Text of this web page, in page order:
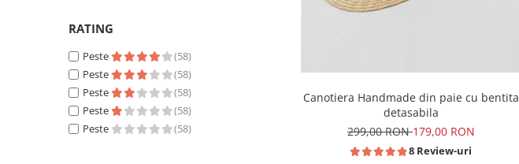
RATING
Peste
(58)
Peste
(58)
Peste
(58)
Peste
(58)
Peste
(58)
Canotiera Handmade din paie cu bentita
detasabila
299,00 RON179,00 RON
8 Review-uri